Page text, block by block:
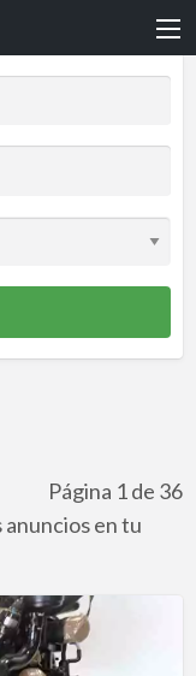
Página 1 de 36
en tu